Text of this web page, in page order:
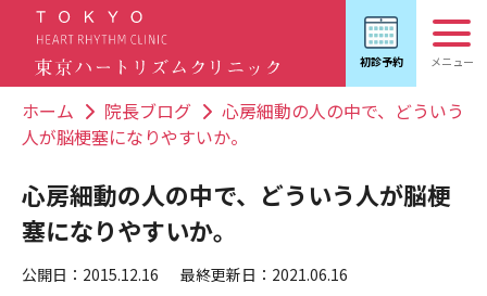
ホーム 院長ブログ
心房細動の人の中で、どういう
人が脳梗塞になりやすいか。
心房細動の人の中で、どういう人が脳梗
塞になりやすいか。
公開日：2015.12.16 最終更新日：2021.06.16